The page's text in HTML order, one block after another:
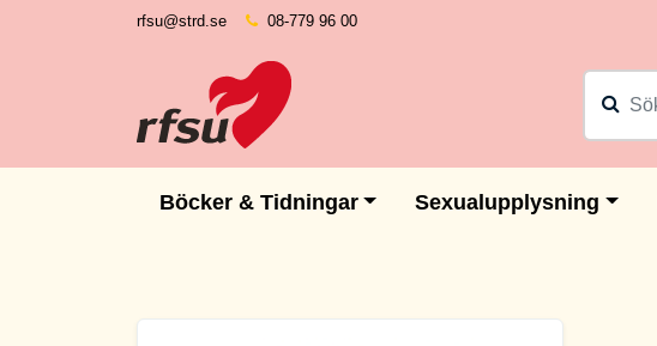
rfsu@strd.se 08-779 96 00
Böcker & Tidningar Sexualupplysning